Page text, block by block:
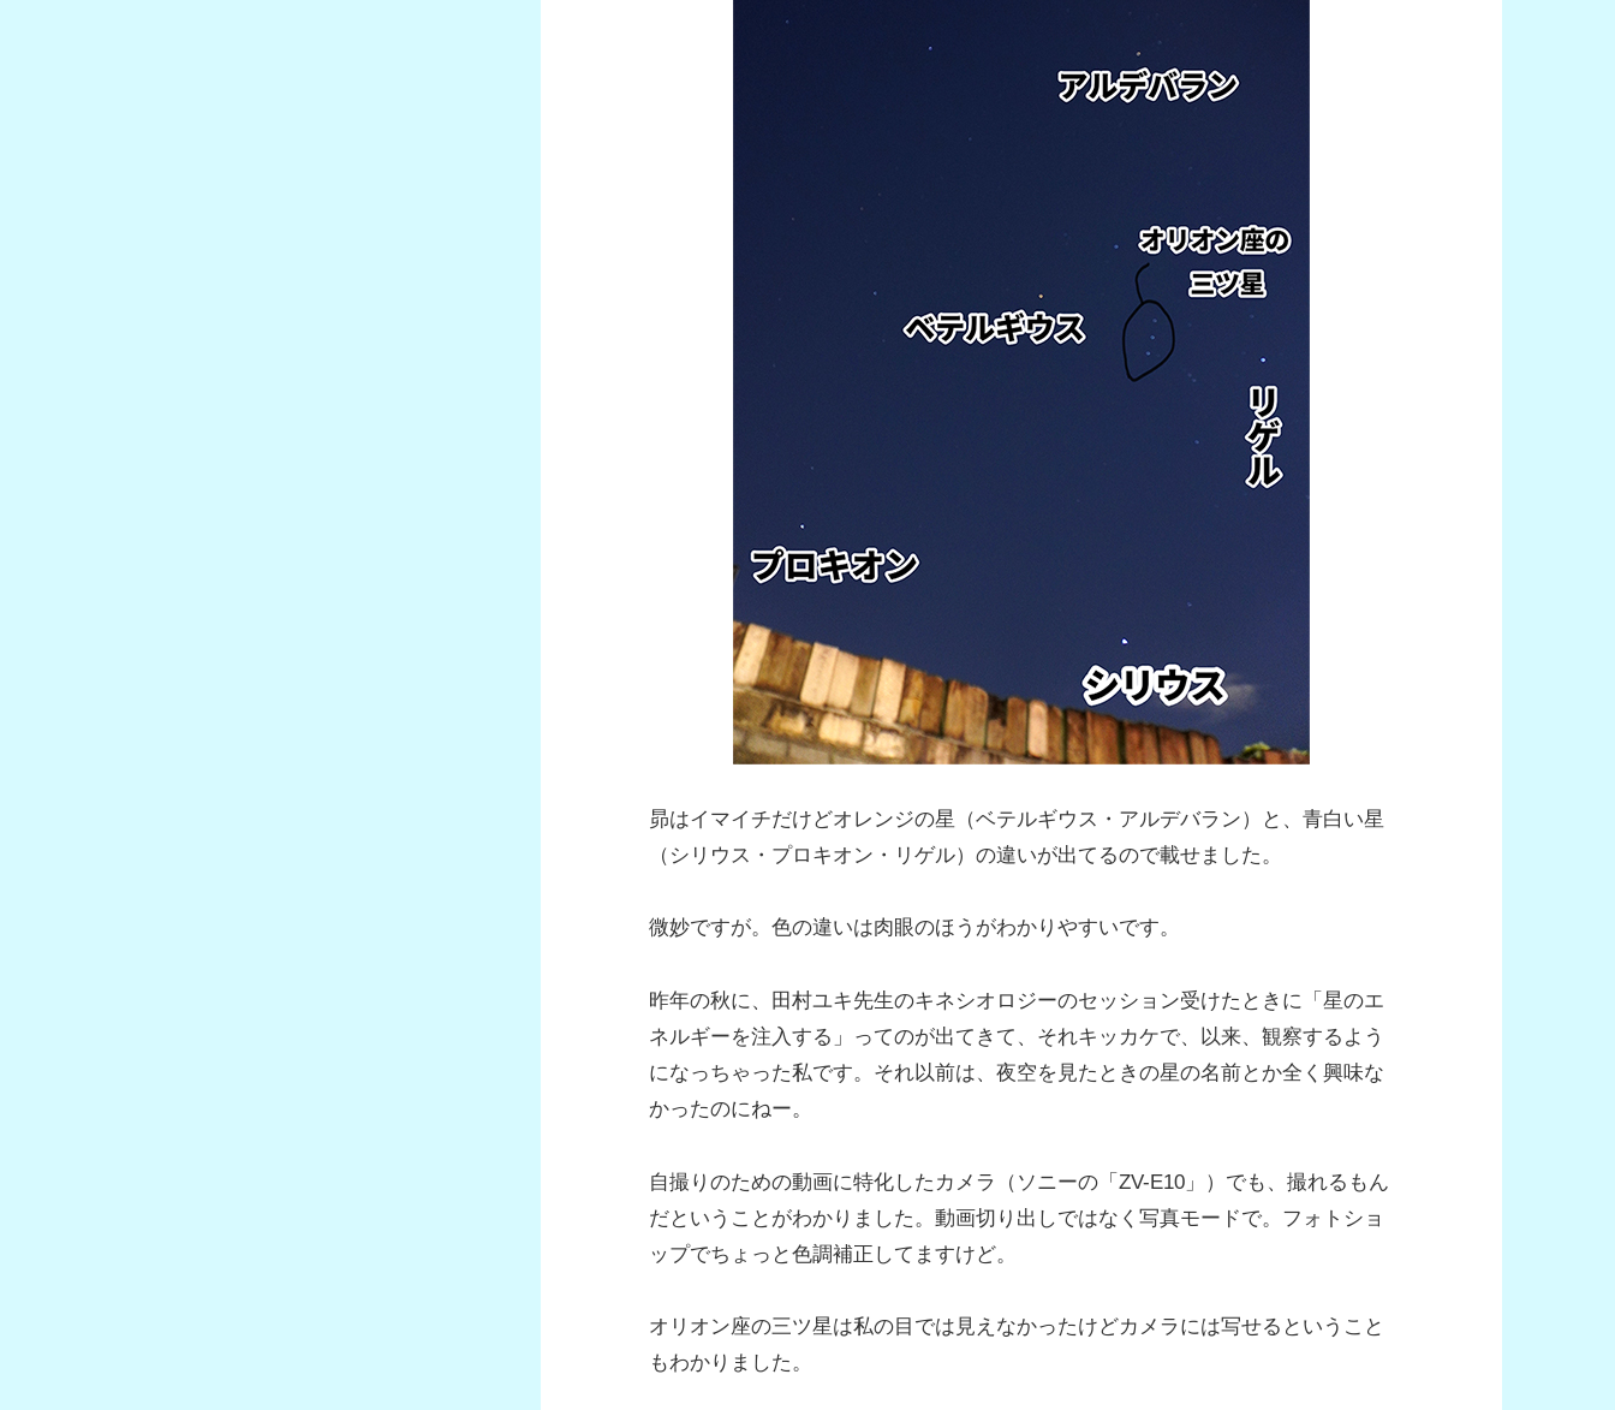
昴はイマイチだけどオレンジの星（ベテルギウス・アルデバラン）と、青白い星
（シリウス・プロキオン・リゲル）の違いが出てるので載せました。
微妙ですが。色の違いは肉眼のほうがわかりやすいです。
昨年の秋に、田村ユキ先生のキネシオロジーのセッション受けたときに「星のエ
ネルギーを注入する」ってのが出てきて、それキッカケで、以来、観察するよう
になっちゃった私です。それ以前は、夜空を見たときの星の名前とか全く興味な
かったのにねー。
自撮りのための動画に特化したカメラ（ソニーの「ZV-E10」）でも、撮れるもん
だということがわかりました。動画切り出しではなく写真モードで。フォトショ
ップでちょっと色調補正してますけど。
オリオン座の三ツ星は私の目では見えなかったけどカメラには写せるということ
もわかりました。